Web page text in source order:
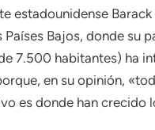
estadounidense
Bajos, donde su
7.500 habitantes) ha
en su opinión,
es donde han crecido